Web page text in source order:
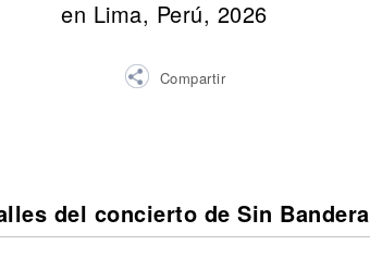
en Lima, Perú, 2026
Compartir
del concierto de Sin Bandera